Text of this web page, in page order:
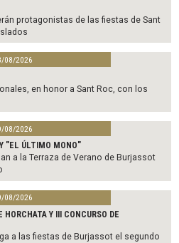
protagonistas de las fiestas de Sant
08/2026
en honor a Sant Roc, con los
08/2026
"EL ÚLTIMO MONO"
a la Terraza de Verano de Burjassot
08/2026
Y III CONCURSO DE
a las fiestas de Burjassot el segundo